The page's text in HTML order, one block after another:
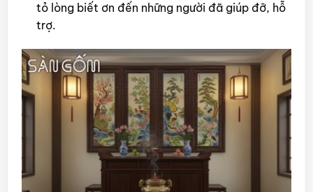
tỏ lòng biết ơn đến những người đã giúp đỡ, hỗ
trợ.